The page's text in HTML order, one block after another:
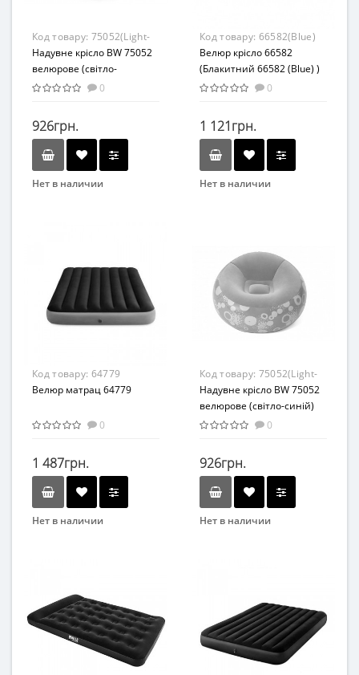
Код товару: 75052(Light-
Red)
Надувне крісло BW 75052
велюрове (світло-
червоний)
0
926грн.
Нет в наличии
Материал
Высококачественный
винил
Код товару: 66582(Blue)
Велюр крісло 66582
(Блакитний 66582 (Blue) )
0
1 121грн.
Нет в наличии
Кресла
Материал
Комбинированный
Код товару: 64779
Велюр матрац 64779
0
1 487грн.
Нет в наличии
Матрасы
Возраст
от 3 лет
Код товару: 75052(Light-
Blue)
Надувне крісло BW 75052
велюрове (світло-синій)
0
926грн.
Нет в наличии
Материал
Высококачественный
винил